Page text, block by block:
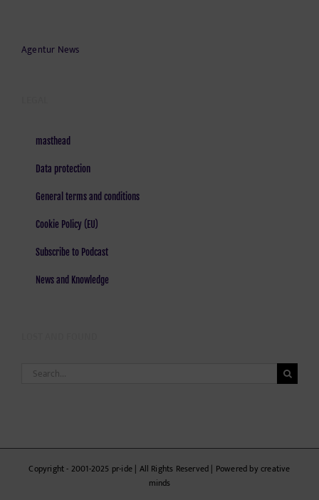
Agentur News
masthead
Data protection
General terms and conditions
Cookie Policy (EU)
Subscribe to Podcast
News and Knowledge
Search
Copyright - 2001-2025 pr-ide | All Rights Reserved | Powered by creative
minds